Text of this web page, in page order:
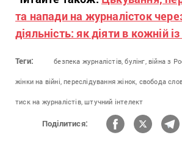
та напади на журналісток
діяльність: як діяти в кожній
Теги: безпека журналістів, булінг, війна з
жінки на війні, переслідування жінок, свобода
тиск на журналістів, штучний інтелект
Поділитися: